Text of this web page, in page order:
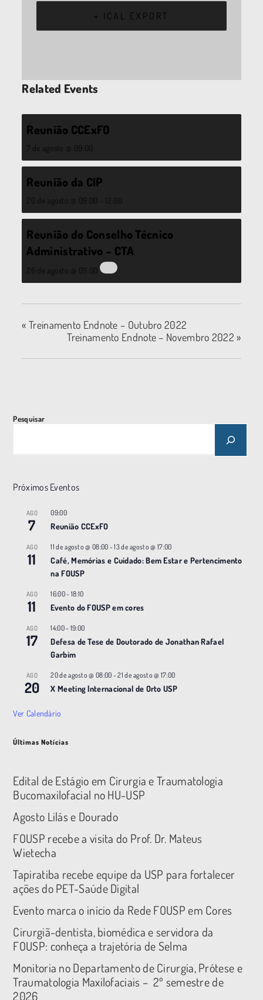
+ ICAL EXPORT
Related Events
Reunião CCExFO
7 de agosto @ 09:00
Reunião da CIP
20 de agosto @ 09:00 12:00
Reunião do Conselho Técnico
Administrativo – CTA
26 de agosto @ 09:00
« Treinamento Endnote – Outubro 2022
Treinamento Endnote – Novembro 2022 »
Pesquisar
Próximos Eventos
AGO
7
09:00
Reunião CCExFO
AGO
11
11 de agosto @ 08:00 -13 de agosto @ 17:00
Café, Memórias e Cuidado: Bem Estar e Pertencimento
na FOUSP
AGO
11
16:00- 18:10
Evento do FOUSP em cores
AGO
17
14:00- 19:00
Defesa de Tese de Doutorado de Jonathan Rafael
Garbim
AGO
20
20 de agosto @ 08:00 -21 de agosto @ 17:00
X Meeting |nternacional de Orto USP
Ver Calendário
Últimas Notícias
Edital de Estágio em Cirurgia e Traumatologia
Bucomaxilofacial no HU-USP
Agosto Lilás e Dourado
FOUSP recebe a visita do Prof. Dr. Mateus
Wietecha
Tapiratiba recebe equipe da USP para fortalecer
ações do PET-Saúde Digital
Evento marca o início da Rede FOUSP em Cores
Cirurgiã-dentista, biomédica e servidora da
FOUSP: conheça a trajetória de Selma
Monitoria no Departamento de Cirurgia, Prótese e
Traumatologia Maxilofaciais – 2º semestre de
2026